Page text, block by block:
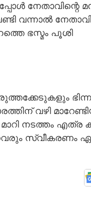
വന്നാൽ
ഭസ്മം പൂശി
വഴി
നടത്തം എത്ര
സ്വീകരണം